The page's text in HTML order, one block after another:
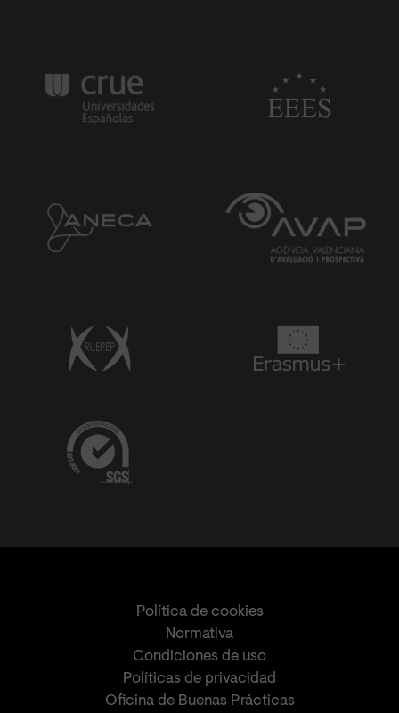
Política de cookies
Normativa
Condiciones de uso
Políticas de privacidad
Oficina de Buenas Prácticas